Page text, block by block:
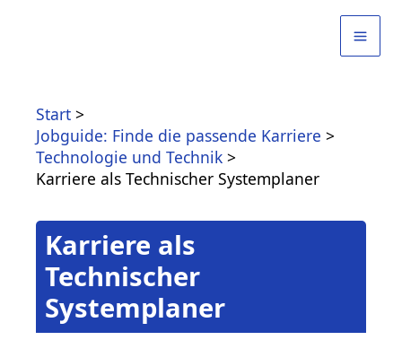
Start
Jobguide: Finde die passende Karriere
Technologie und Technik
Karriere als Technischer Systemplaner
Karriere als
Technischer
Systemplaner